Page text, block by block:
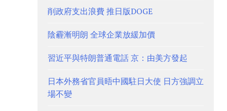
削政府支出浪費 推日版DOGE
陰霾漸明朗 全球企業放緩加價
習近平與特朗普通電話 京：由美方發起
日本外務省官員晤中國駐日大使 日方強調立
場不變